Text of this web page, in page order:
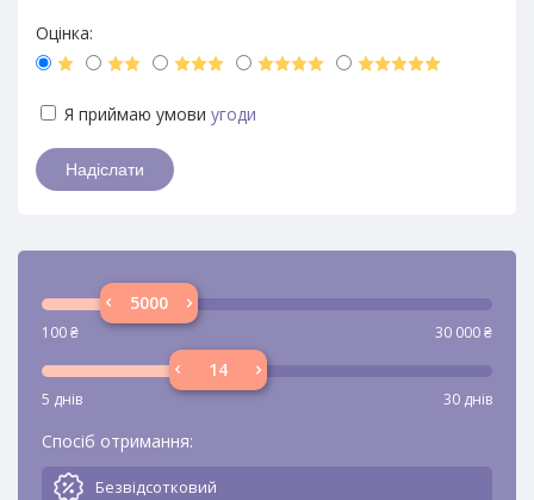
Оцінка:
Я приймаю умови угоди
100₴ 30 000₴
5 днів 30 днів
Спосіб отримання:
Безвідсотковий